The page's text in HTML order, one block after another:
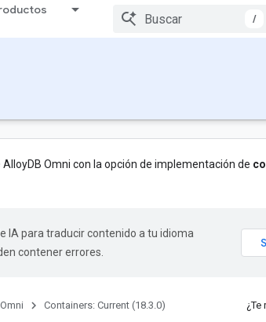
/
AlloyDB Omni con la opción de implementación de
IA para traducir contenido a tu idioma
contener errores.
Containers: Current (18.3.0) ¿Te